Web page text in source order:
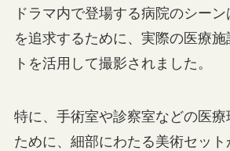
ドラマ内で登場する病院のシー
を追求するために、実際の医療施
トを活用して撮影されました。
特に、手術室や診察室などの医療
ために、細部にわたる美術セッ